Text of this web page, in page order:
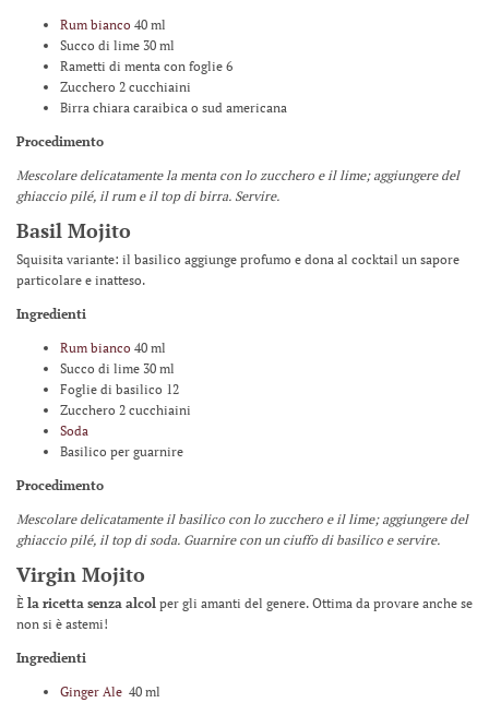
Rum bianco 40 ml
Succo di lime 30 ml
Rametti di menta con foglie 6
Zucchero 2 cucchiaini
Birra chiara caraibica o sud americana
Procedimento
Mescolare delicatamente la menta con lo zucchero e il lime; aggiungere del
ghiaccio pilé, il rum e il top di birra. Servire.
Basil Mojito
Squisita variante: il basilico aggiunge profumo e dona al cocktail un sapore
particolare e inatteso.
Ingredienti
Rum bianco 40 ml
Succo di lime 30 ml
Foglie di basilico 12
Zucchero 2 cucchiaini
Soda
Basilico per guarnire
Procedimento
Mescolare delicatamente il basilico con lo zucchero e il lime; aggiungere del
ghiaccio pilé, il top di soda. Guarnire con un ciuffo di basilico e servire.
Virgin Mojito
È la ricetta senza alcol per gli amanti del genere. Ottima da provare anche se
non si è astemi!
Ingredienti
Ginger Ale 40 ml